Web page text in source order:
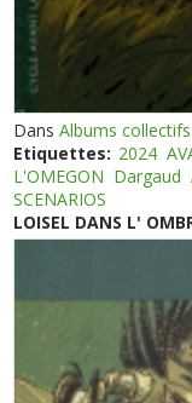
DansAlbums
Etiquettes: 2024
L'OMEGON Dargaud
SCENARIOS
LOISEL DANS L'